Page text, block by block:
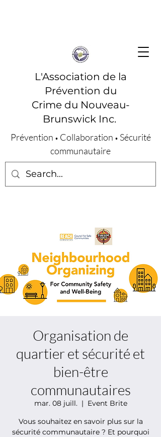
L'Association de la
Prévention du
Crime du Nouveau-
Brunswick Inc.
Prévention • Collaboration • Sécurité
communautaire
Organisation de
quartier et sécurité et
bien-être
communautaires
mar. 08 juill.
  |
Event Brite
Vous souhaitez en savoir plus sur la
sécurité communautaire ? Et pourquoi